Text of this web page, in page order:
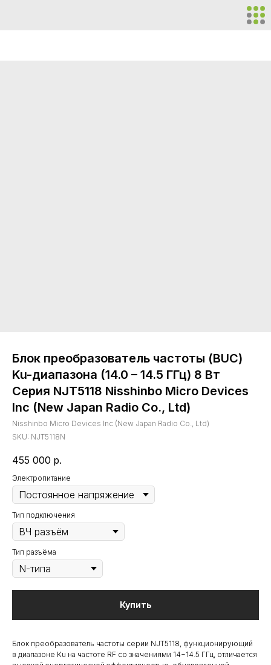
Блок преобразователь частоты (BUC)
Ku-диапазона (14.0 – 14.5 ГГц) 8 Вт
Серия NJT5118 Nisshinbo Micro Devices
Inc (New Japan Radio Co., Ltd)
Nisshinbo Micro Devices Inc (New Japan Radio Co., Ltd)
SKU: NJT5118N
455 000 р.
Электропитание
Тип подключения
Тип разъёма
Купить
Блок преобразователь частоты серии NJT5118, функционирующий
в диапазоне Кu на частоте RF со значениями 14−14.5 ГГц, отличается